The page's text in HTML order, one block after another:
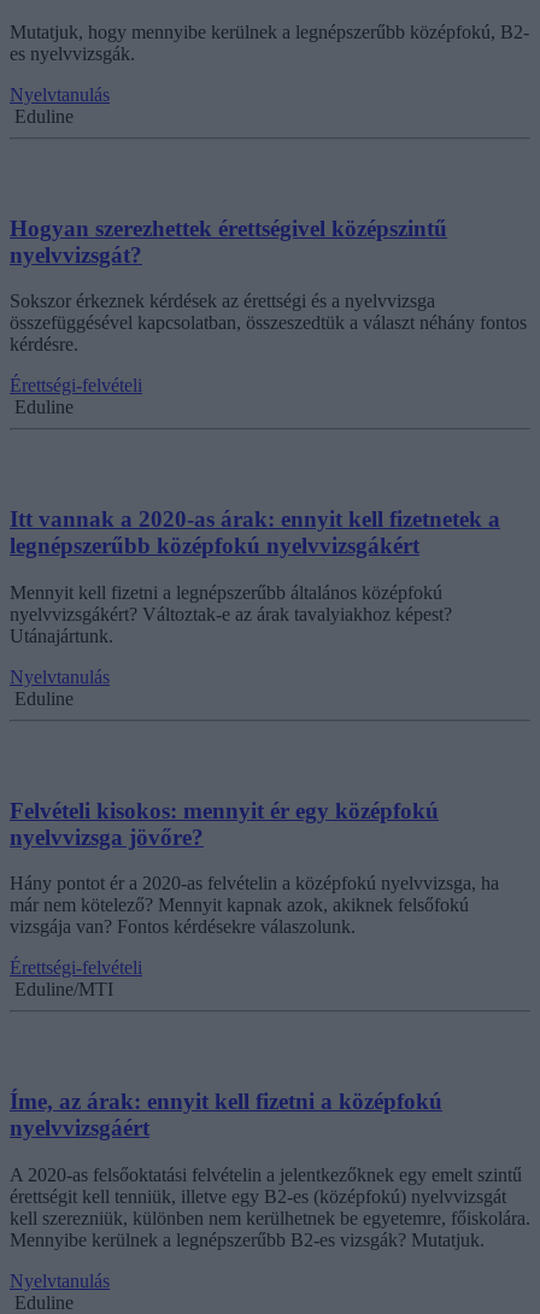
Mutatjuk, hogy mennyibe kerülnek a legnépszerűbb középfokú, B2-
es nyelvvizsgák.
Nyelvtanulás
Eduline
Hogyan szerezhettek érettségivel középszintű
nyelvvizsgát?
Sokszor érkeznek kérdések az érettségi és a nyelvvizsga
összefüggésével kapcsolatban, összeszedtük a választ néhány fontos
kérdésre.
Érettségi-felvételi
Eduline
Itt vannak a 2020-as árak: ennyit kell fizetnetek a
legnépszerűbb középfokú nyelvvizsgákért
Mennyit kell fizetni a legnépszerűbb általános középfokú
nyelvvizsgákért? Változtak-e az árak tavalyiakhoz képest?
Utánajártunk.
Nyelvtanulás
Eduline
Felvételi kisokos: mennyit ér egy középfokú
nyelvvizsga jövőre?
Hány pontot ér a 2020-as felvételin a középfokú nyelvvizsga, ha
már nem kötelező? Mennyit kapnak azok, akiknek felsőfokú
vizsgája van? Fontos kérdésekre válaszolunk.
Érettségi-felvételi
Eduline/MTI
Íme, az árak: ennyit kell fizetni a középfokú
nyelvvizsgáért
A 2020-as felsőoktatási felvételin a jelentkezőknek egy emelt szintű
érettségit kell tenniük, illetve egy B2-es (középfokú) nyelvvizsgát
kell szerezniük, különben nem kerülhetnek be egyetemre, főiskolára.
Mennyibe kerülnek a legnépszerűbb B2-es vizsgák? Mutatjuk.
Nyelvtanulás
Eduline